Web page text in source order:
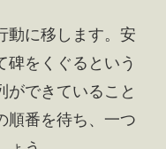
動に移します。安
碑をくぐるという
ができていること
順番を待ち、一つ